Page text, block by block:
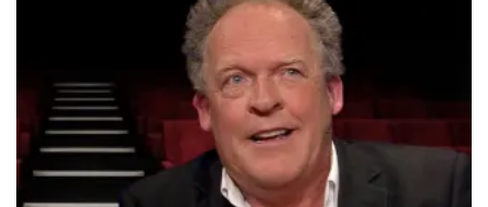
1353+reviews